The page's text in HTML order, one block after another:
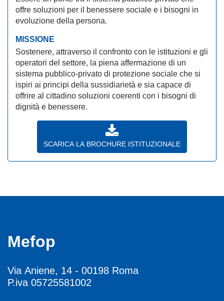
offre soluzioni per il benessere sociale e i bisogni in
evoluzione della persona.
MISSIONE
Sostenere, attraverso il confronto con le istituzioni e gli
operatori del settore, la piena affermazione di un
sistema pubblico-privato di protezione sociale che si
ispiri ai principi della sussidiarietà e sia capace di
offrire al cittadino soluzioni coerenti con i bisogni di
dignità e benessere.
SCARICA LA BROCHURE ISTITUZIONALE
Mefop
Via Aniene, 14 - 00198 Roma
P.iva 05725581002